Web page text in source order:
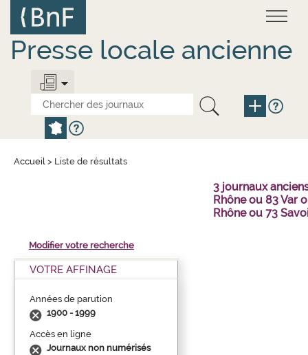
contenu
principal
Presse locale ancienne
Accueil > Liste de résultats
3 journaux
Rhône ou 83 Var
Rhône ou 73
Modifier votre recherche
VOTRE AFFINAGE
Années de parution
1900 - 1999
Accès en ligne
Journaux non numérisés
Panneau de gestion des cookies